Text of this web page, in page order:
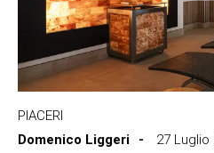
PIACERI
Domenico Liggeri
27 Luglio